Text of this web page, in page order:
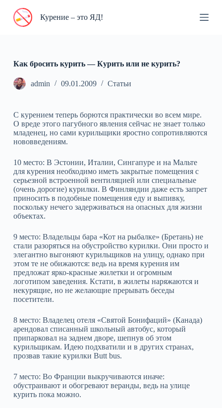
П
и
Курение – это ЯД!
Как бросить курить — Курить или не курить?
admin 09.01.2009 Статьи
С курением теперь борются практически во всем мире.
О вреде этого пагубного явления сейчас не знает только
младенец, но сами курильщики яростно сопротивляются
нововведениям.
10 место: В Эстонии, Италии, Сингапуре и на Мальте
для курения необходимо иметь закрытые помещения с
серьезной встроенной вентиляцией или специальные
(очень дорогие) курилки. В Финляндии даже есть запрет
приносить в подобные помещения еду и выпивку,
поскольку нечего задерживаться на опасных для жизни
объектах.
9 место: Владельцы бара «Кот на рыбалке» (Бретань) не
стали разоряться на обустройство курилки. Они просто и
элегантно выгоняют курильщиков на улицу, однако при
этом те не обижаются: ведь на время курения им
предложат ярко-красные жилетки и огромным
логотипом заведения. Кстати, в жилеты наряжаются и
некурящие, но не желающие прерывать беседы
посетители.
8 место: Владелец отеля «Святой Бонифаций» (Канада)
арендовал списанный школьный автобус, который
припарковал на заднем дворе, шепнув об этом
курильщикам. Идею подхватили и в других странах,
прозвав такие курилки Butt bus.
7 место: Во Франции выкручиваются иначе:
обустраивают и обогревают веранды, ведь на улице
курить пока можно.